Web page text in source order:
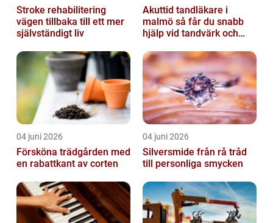
Stroke rehabilitering
vägen tillbaka till ett mer
självständigt liv
Akuttid tandläkare i
malmö så får du snabb
hjälp vid tandvärk och
04 juni 2026
Försköna trädgården med
en rabattkant av corten
04 juni 2026
Silversmide från rå tråd
till personliga smycken